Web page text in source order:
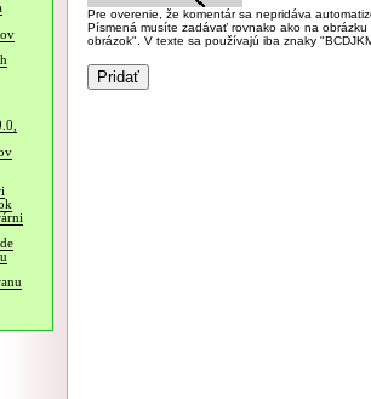
Pre overenie, že komentár sa nepridáva
Písmená musíte zadávať rovnako ako na
obrázok". V texte sa používajú iba znaky